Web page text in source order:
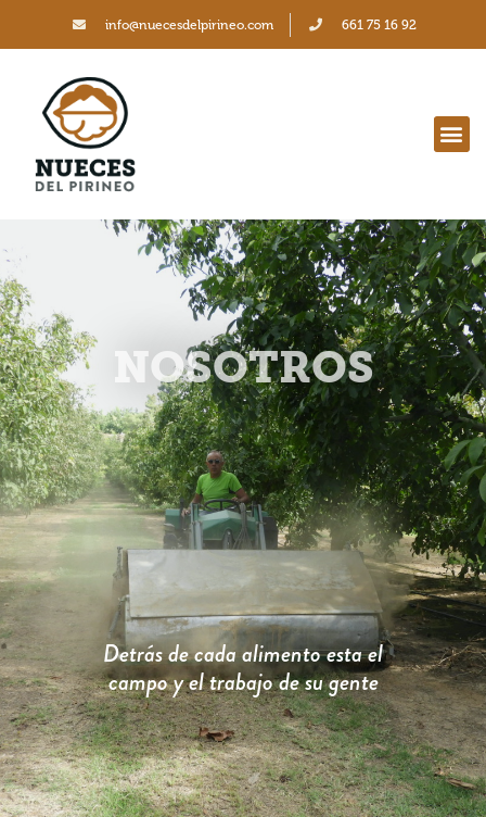
info@nuecesdelpirineo.com 661 75 16 92
NOSOTROS
Detrás de cada alimento esta el
campo y el trabajo de su gente